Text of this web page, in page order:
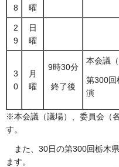
8
曜
2
9
日
曜
3
0
月
曜
9時30分
終了後
本会議
第300回
演
※本会議（議場）、委員会（
す。
また、30日の第300回栃木
ます。